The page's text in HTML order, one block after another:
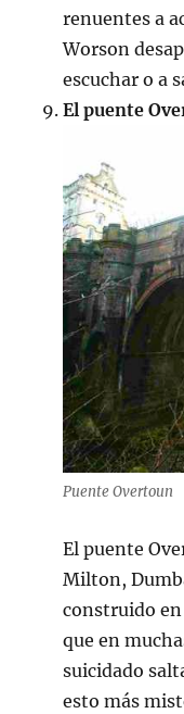
renuentes a
Worson
escuchar o a
El puente
Puente Overtoun
El puente
Milton,
construido en
que en
suicidado
esto más